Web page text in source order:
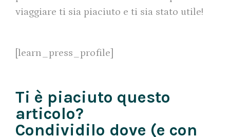
viaggiare ti sia piaciuto e ti sia stato utile!
[learn_press_profile]
Ti è piaciuto questo
articolo?
Condividilo dove (e con